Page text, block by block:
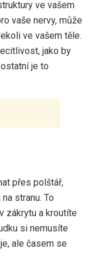
ve vašem
vaše nervy, může
ve vašem těle.
jako by
je to
přes polštář,
stranu. To
zákrytu a kroutíte
si nemusíte
ale časem se